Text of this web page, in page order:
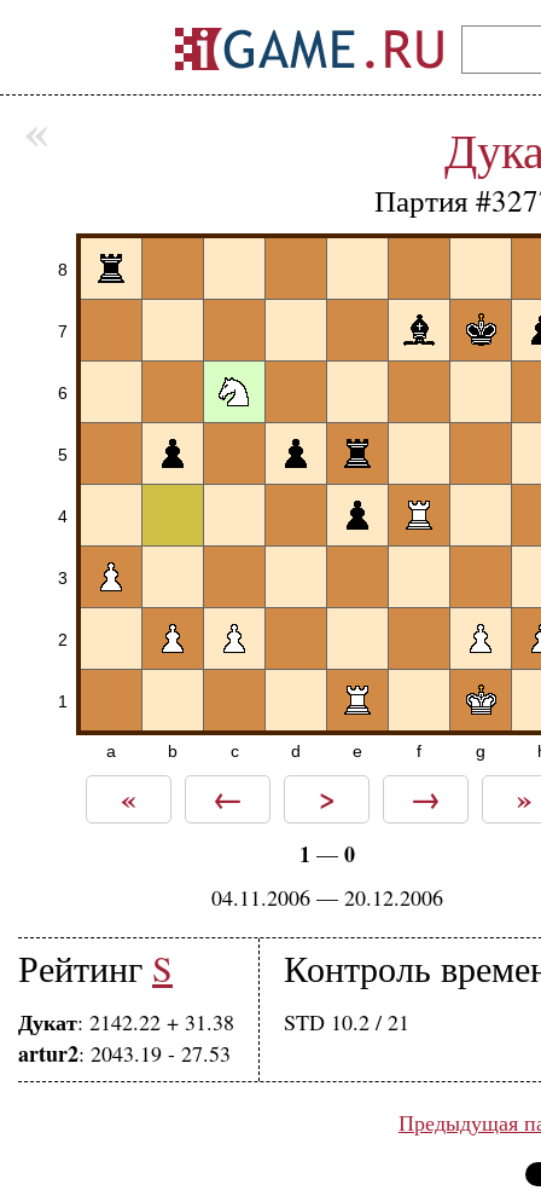
Партия
8
7
6
5
4
3
2
1
a b c d e f g
« ← > → »
1 — 0
04.11.2006 — 20.12.2006
Рейтинг S
Дукат: 2142.22 + 31.38
artur2: 2043.19 - 27.53
Контроль
STD 10.2 / 21
Предыдущая
«